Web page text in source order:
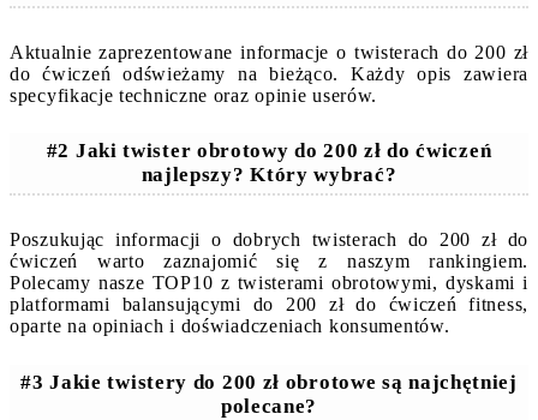
Aktualnie zaprezentowane informacje o twisterach do 200 zł
do ćwiczeń odświeżamy na bieżąco. Każdy opis zawiera
specyfikacje techniczne oraz opinie userów.
#2 Jaki twister obrotowy do 200 zł do ćwiczeń
najlepszy? Który wybrać?
Poszukując informacji o dobrych twisterach do 200 zł do
ćwiczeń warto zaznajomić się z naszym rankingiem.
Polecamy nasze TOP10 z twisterami obrotowymi, dyskami i
platformami balansującymi do 200 zł do ćwiczeń fitness,
oparte na opiniach i doświadczeniach konsumentów.
#3 Jakie twistery do 200 zł obrotowe są najchętniej
polecane?